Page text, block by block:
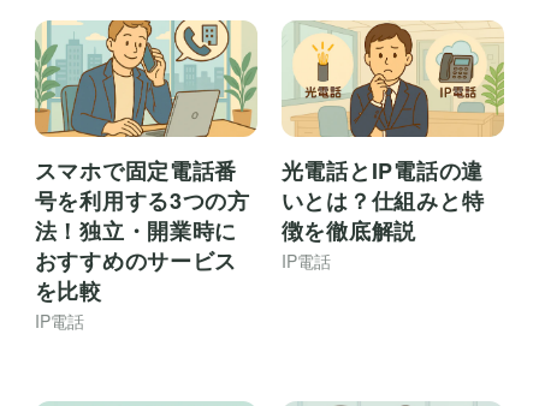
スマホで固定電話番
号を利用する3つの方
法！独立・開業時に
おすすめのサービス
を比較
IP電話
光電話とIP電話の違
いとは？仕組みと特
徴を徹底解説
IP電話